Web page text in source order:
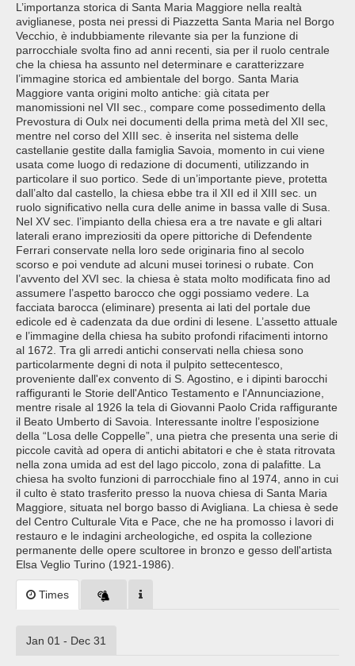
L’importanza storica di Santa Maria Maggiore nella realtà
aviglianese, posta nei pressi di Piazzetta Santa Maria nel Borgo
Vecchio, è indubbiamente rilevante sia per la funzione di
parrocchiale svolta fino ad anni recenti, sia per il ruolo centrale
che la chiesa ha assunto nel determinare e caratterizzare
l’immagine storica ed ambientale del borgo. Santa Maria
Maggiore vanta origini molto antiche: già citata per
manomissioni nel VII sec., compare come possedimento della
Prevostura di Oulx nei documenti della prima metà del XII sec,
mentre nel corso del XIII sec. è inserita nel sistema delle
castellanie gestite dalla famiglia Savoia, momento in cui viene
usata come luogo di redazione di documenti, utilizzando in
particolare il suo portico. Sede di un’importante pieve, protetta
dall’alto dal castello, la chiesa ebbe tra il XII ed il XIII sec. un
ruolo significativo nella cura delle anime in bassa valle di Susa.
Nel XV sec. l’impianto della chiesa era a tre navate e gli altari
laterali erano impreziositi da opere pittoriche di Defendente
Ferrari conservate nella loro sede originaria fino al secolo
scorso e poi vendute ad alcuni musei torinesi o rubate. Con
l’avvento del XVI sec. la chiesa è stata molto modificata fino ad
assumere l’aspetto barocco che oggi possiamo vedere. La
facciata barocca (eliminare) presenta ai lati del portale due
edicole ed è cadenzata da due ordini di lesene. L’assetto attuale
e l’immagine della chiesa ha subito profondi rifacimenti intorno
al 1672. Tra gli arredi antichi conservati nella chiesa sono
particolarmente degni di nota il pulpito settecentesco,
proveniente dall'ex convento di S. Agostino, e i dipinti barocchi
raffiguranti le Storie dell'Antico Testamento e l'Annunciazione,
mentre risale al 1926 la tela di Giovanni Paolo Crida raffigurante
il Beato Umberto di Savoia. Interessante inoltre l’esposizione
della “Losa delle Coppelle”, una pietra che presenta una serie di
piccole cavità ad opera di antichi abitatori e che è stata ritrovata
nella zona umida ad est del lago piccolo, zona di palafitte. La
chiesa ha svolto funzioni di parrocchiale fino al 1974, anno in cui
il culto è stato trasferito presso la nuova chiesa di Santa Maria
Maggiore, situata nel borgo basso di Avigliana. La chiesa è sede
del Centro Culturale Vita e Pace, che ne ha promosso i lavori di
restauro e le indagini archeologiche, ed ospita la collezione
permanente delle opere scultoree in bronzo e gesso dell'artista
Elsa Veglio Turino (1921-1986).
Times
Jan 01 - Dec 31